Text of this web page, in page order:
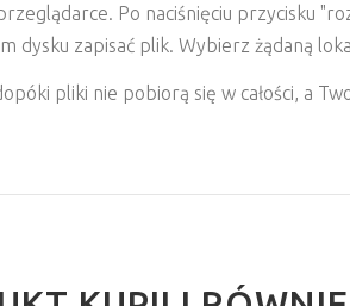
Po naciśnięciu przycisku
dysku zapisać plik. Wybierz żądaną
pliki nie pobiorą się w całości, a